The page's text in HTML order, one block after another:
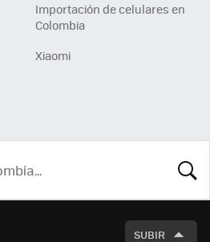
Importación de celulares en
Colombia
Xiaomi
SUBIR